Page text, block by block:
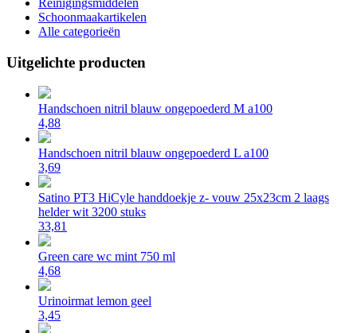
Schoonmaakartikelen
Alle categorieën
Uitgelichte producten
Handschoen nitril blauw ongepoederd M a100
4,88
Handschoen nitril blauw ongepoederd L a100
3,69
Satino PT3 HiCyle handdoekje z- vouw 25x23cm 2 laags
helder wit 3200 stuks
33,81
Green care wc mint 750 ml
4,68
Urinoirmat lemon geel
3,45